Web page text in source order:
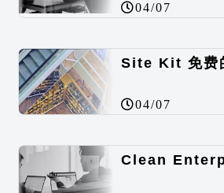
04/07
04/07